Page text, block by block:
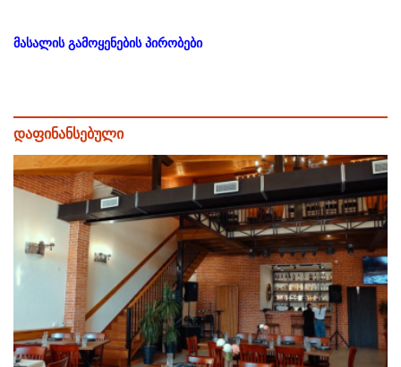
მასალის გამოყენების პირობები
დაფინანსებული